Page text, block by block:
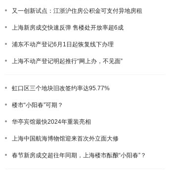
又一创新试点：江浙沪住房公积金可支付异地房租
上海新房成交快速反弹 售楼处开放率超6成
浦东不动产登记6月1日起恢复线下办理
上海不动产登记明起推行“网上办，不见面”
虹口区三个地块旧改签约率达95.77%
楼市“小阳春”可期？
华亭宾馆最快2024年重装亮相
上海中国航海博物馆迎来首次外立面大修
春节新房成交超往年同期，上海楼市酝酿“小阳春”？